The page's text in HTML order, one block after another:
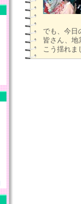
でも、今日
皆さん、地
こう揺れま